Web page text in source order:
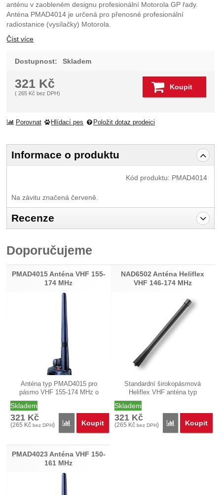
anténu v zaobleném designu profesionální Motorola GP řady.
Anténa PMAD4014 je určená pro přenosné profesionální
radiostanice (vysílačky) Motorola.
Číst více
Dostupnost: Skladem
321 Kč
( 265 Kč bez DPH)
Koupit
Porovnat Hlídací pes Položit dotaz prodejci
Informace o produktu
Kód produktu: PMAD4014
Na závitu značená červeně.
Recenze
Recenze
Nebyla přidána žádná recenze.
Doporučujeme
PMAD4015 Anténa VHF 155-
174 MHz
Anténa typ PMAD4015 pro
pásmo VHF 155-174 MHz o
délce asi 14 cm.…
Skladem
321 Kč
(265 Kč bez DPH) Porovnat
Koupit
NAD6502 Anténa Heliflex
VHF 146-174 MHz
Standardní širokopásmová
Heliflex VHF anténa typ
NAD6502 laděná…
Skladem
321 Kč
(265 Kč bez DPH) Porovnat
Koupit
PMAD4023 Anténa VHF 150-
161 MHz